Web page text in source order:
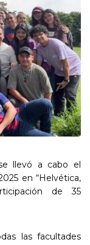
llevó a cabo el
en “Helvética,
de 35
las facultades